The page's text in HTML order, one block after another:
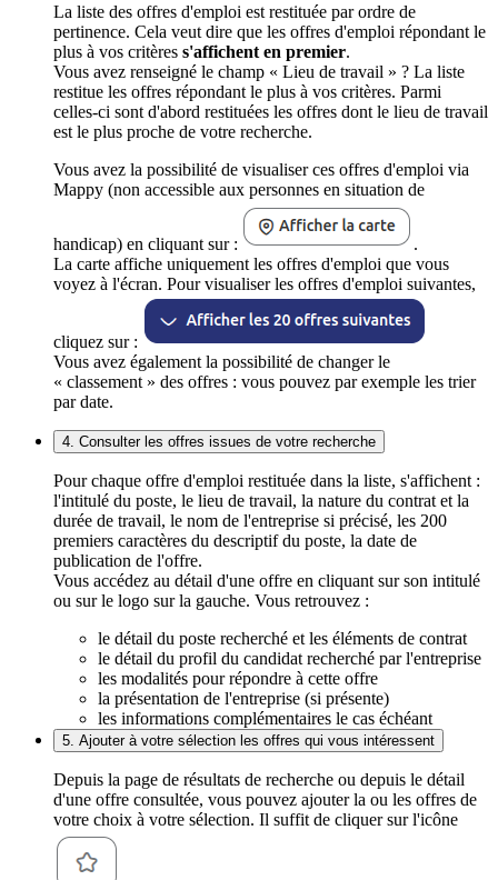
La liste des offres d'emploi est restituée par ordre de
pertinence. Cela veut dire que les offres d'emploi répondant le
plus à vos critères s'affichent en premier.
Vous avez renseigné le champ « Lieu de travail » ? La liste
restitue les offres répondant le plus à vos critères. Parmi
celles-ci sont d'abord restituées les offres dont le lieu de travail
est le plus proche de votre recherche.
Vous avez la possibilité de visualiser ces offres d'emploi via
Mappy (non accessible aux personnes en situation de
handicap) en cliquant sur :
.
La carte affiche uniquement les offres d'emploi que vous
voyez à l'écran. Pour visualiser les offres d'emploi suivantes,
cliquez sur :
Vous avez également la possibilité de changer le
« classement » des offres : vous pouvez par exemple les trier
par date.
4. Consulter les offres issues de votre recherche
Pour chaque offre d'emploi restituée dans la liste, s'affichent :
l'intitulé du poste, le lieu de travail, la nature du contrat et la
durée de travail, le nom de l'entreprise si précisé, les 200
premiers caractères du descriptif du poste, la date de
publication de l'offre.
Vous accédez au détail d'une offre en cliquant sur son intitulé
ou sur le logo sur la gauche. Vous retrouvez :
le détail du poste recherché et les éléments de contrat
le détail du profil du candidat recherché par l'entreprise
les modalités pour répondre à cette offre
la présentation de l'entreprise (si présente)
les informations complémentaires le cas échéant
5. Ajouter à votre sélection les offres qui vous intéressent
Depuis la page de résultats de recherche ou depuis le détail
d'une offre consultée, vous pouvez ajouter la ou les offres de
votre choix à votre sélection. Il suffit de cliquer sur l'icône